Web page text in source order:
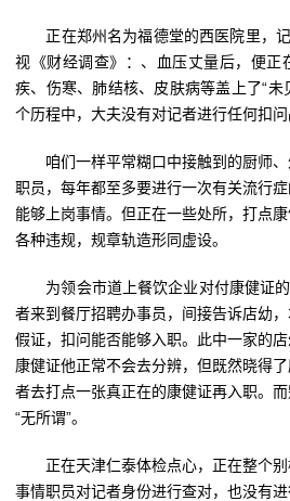
正在郑州名为福德堂的西医院里，记
视《财经调查》：、血压丈量后，便正
疾、伤寒、肺结核、皮肤病等盖上了“未
个历程中，大夫没有对记者进行任何扣问
咱们一样平常糊口中接触到的厨师、
职员，每年都至多要进行一次有关流行
能够上岗事情。但正在一些处所，打点
各种违规，规章轨造形同虚设。
为领会市道上餐饮企业对付康健证的
者来到餐厅招聘办事员，间接告诉店幼
假证，扣问能否能够入职。此中一家的
康健证他正常不会去分辨，但既然晓得
者去打点一张真正在的康健证再入职。
“无所谓”。
正在天津仁泰体检点心，正在整个别
事情职员对记者身份进行查对，也没有进